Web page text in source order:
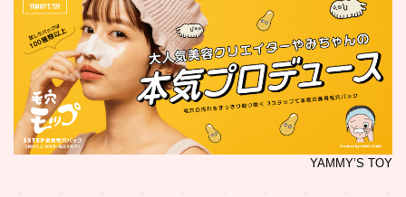
YAMMY’S TOY